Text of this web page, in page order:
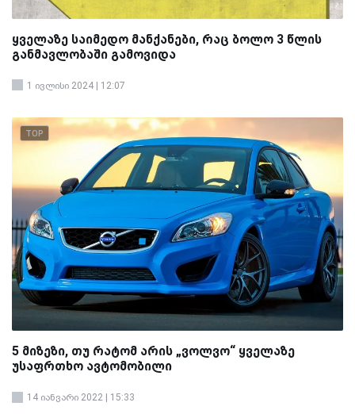
ყველაზე საიმედო მანქანები, რაც ბოლო 3 წლის
განმავლობაში გამოვიდა
1 ივლისი 2024 | 12:07
TOP
5 მიზეზი, თუ რატომ არის „ვოლვო“ ყველაზე
უსაფრთხო ავტომობილი
14 იანვარი 2022 | 15:33